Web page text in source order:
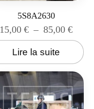
5S8A2630
15,00€ – 85,00€
Lire la suite